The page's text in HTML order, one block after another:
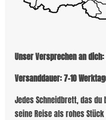
Unser Versprechen an
Versanddauer: 7-10
Jedes Schneidbrett, das
seine Reise als rohes